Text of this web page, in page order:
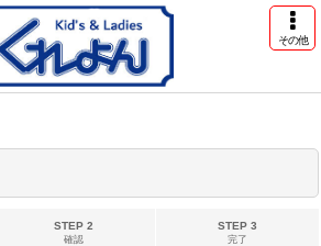
その他
STEP 2
確認
STEP 3
完了